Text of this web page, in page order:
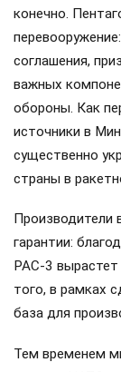
конечно.
соглашения,
важных
обороны. Как
источники в
существенно
страны в
Производители
гарантии:
PAC-3
того, в рамках
база для
Тем временем